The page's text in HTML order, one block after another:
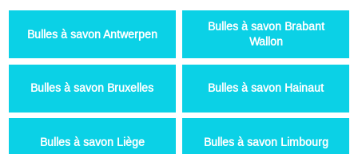
Bulles à savon Antwerpen
Bulles à savon Brabant
Wallon
Bulles à savon Bruxelles Bulles à savon Hainaut
Bulles à savon Liège Bulles à savon Limbourg